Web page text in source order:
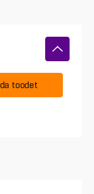
toodet